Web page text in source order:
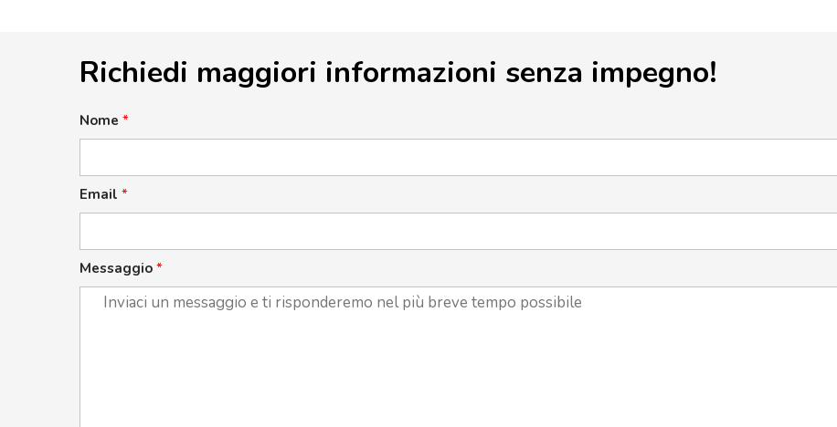
Richiedi maggiori informazioni senza impegno!
Nome *
Email *
Messaggio *